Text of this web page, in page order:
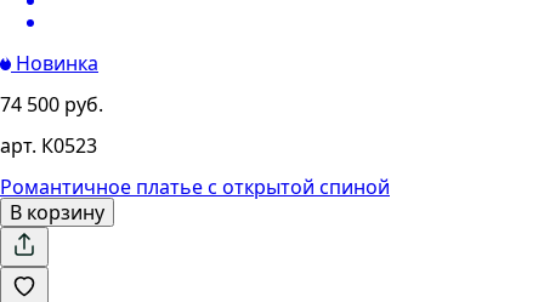
Новинка
74 500 руб.
арт. К0523
Романтичное платье с открытой спиной
В корзину